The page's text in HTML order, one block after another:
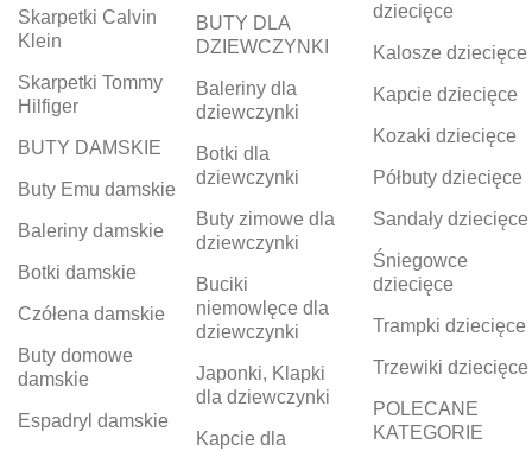
Skarpetki Calvin
Klein
Skarpetki Tommy
Hilfiger
BUTY DAMSKIE
Buty Emu damskie
Baleriny damskie
Botki damskie
Czółena damskie
Buty domowe
damskie
Espadryl damskie
BUTY DLA
DZIEWCZYNKI
Baleriny dla
dziewczynki
Botki dla
dziewczynki
Buty zimowe dla
dziewczynki
Buciki
niemowlęce dla
dziewczynki
Japonki, Klapki
dla dziewczynki
Kapcie dla
dziecięce
Kalosze dziecięce
Kapcie dziecięce
Kozaki dziecięce
Półbuty dziecięce
Sandały dziecięce
Śniegowce
dziecięce
Trampki dziecięce
Trzewiki dziecięce
POLECANE
KATEGORIE